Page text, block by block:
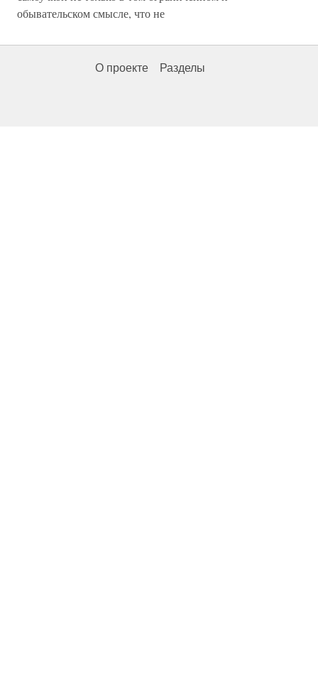
обывательском смысле, что не
О проекте Разделы